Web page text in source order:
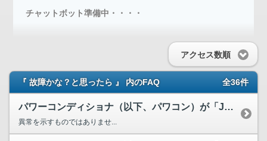
チャットボット準備中・・・・
アクセス数順
『 故障かな？と思ったら 』 内のFAQ 全36件
パワーコンディショナ（以下、パワコン）が「JU」または「ジ...
異常を示すものではありませ...